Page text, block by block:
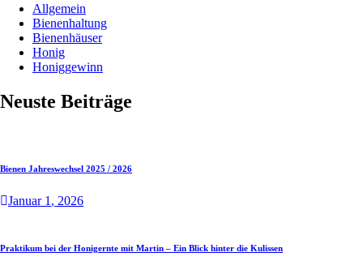
Allgemein
Bienenhaltung
Bienenhäuser
Honig
Honiggewinn
Neuste Beiträge
Bienen Jahreswechsel 2025 / 2026
Januar 1 , 2026
Praktikum bei der Honigernte mit Martin – Ein Blick hinter die Kulissen